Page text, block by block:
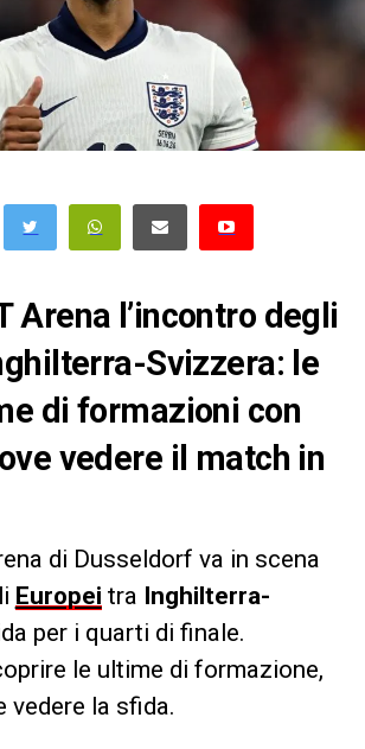
Arena l’incontro degli
Svizzera: le
di formazioni con
vedere il match in
di Dusseldorf va in scena
Europei tra Inghilterra-
per i quarti di finale.
le ultime di formazione,
vedere la sfida.